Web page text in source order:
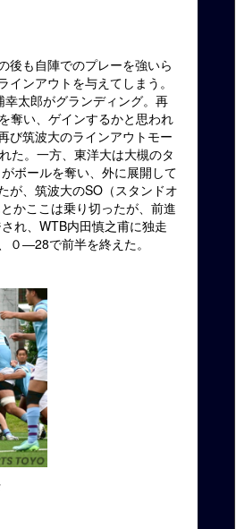
後も自陣でのプレーを強いら
ンアウトを与えてしまう。
太郎がグランディング。再
奪い、ゲインするかと思われ
び筑波大のラインアウトモー
た。一方、東洋大は大槻のタ
ボールを奪い、外に展開して
が、筑波大のSO（スタンドオ
かここは乗り切ったが、前進
れ、WTB内田慎之甫に独走
０―28で前半を終えた。